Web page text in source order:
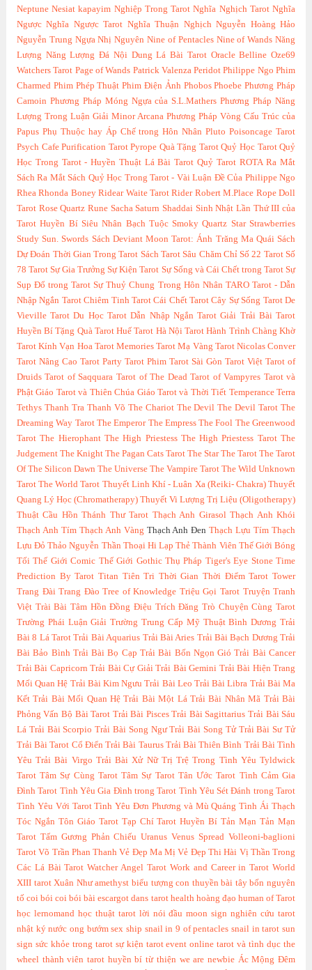
Neptune Nesiat kapayim Nghiệp Trong Tarot Nghĩa Nghịch Tarot Nghĩa
Ngược Nghĩa Ngược Tarot Nghĩa Thuận Nghịch Nguyễn Hoàng Hảo
Nguyễn Trung Ngựa Nhị Nguyên Nine of Pentacles Nine of Wands Năng
Lượng Năng Lượng Đá Nội Dung Lá Bài Tarot Oracle Belline Oze69
Watchers Tarot Page of Wands Patrick Valenza Peridot Philippe Ngo Phim
Charmed Phim Phép Thuật Phim Điện Ảnh Phobos Phoebe Phương Pháp
Camoin Phương Pháp Móng Ngựa của S.L.Mathers Phương Pháp Năng
Lượng Trong Luận Giải Minor Arcana Phương Pháp Vòng Cấu Trúc của
Papus Phụ Thuộc hay Áp Chế trong Hôn Nhân Pluto Poisoncage Tarot
Psych Cafe Purification Tarot Pyrope Quà Tặng Tarot Quỷ Học Tarot Quỷ
Học Trong Tarot - Huyền Thuật Lá Bài Tarot Quỷ Tarot ROTA Ra Mắt
Sách Ra Mắt Sách Quỷ Học Trong Tarot - Vài Luận Đề Của Philippe Ngo
Rhea Rhonda Boney Ridear Waite Tarot Rider Robert M.Place Rope Doll
Tarot Rose Quartz Rune Sacha Saturn Shaddai Sinh Nhật Lần Thứ III của
Tarot Huyền Bí Siêu Nhân Bạch Tuộc Smoky Quartz Star Strawberries
Study Sun. Swords Sách Deviant Moon Tarot: Ánh Trăng Ma Quái Sách
Dự Đoán Thời Gian Trong Tarot Sách Tarot Sâu Chăm Chỉ Số 22 Tarot Số
78 Tarot Sự Gia Trưởng Sự Kiện Tarot Sự Sống và Cái Chết trong Tarot Sự
Sụp Đổ trong Tarot Sự Thuỷ Chung Trong Hôn Nhân TARO Tarot - Dẫn
Nhập Ngắn Tarot Chiêm Tinh Tarot Cái Chết Tarot Cây Sự Sống Tarot De
Vieville Tarot Du Học Tarot Dẫn Nhập Ngắn Tarot Giải Trải Bài Tarot
Huyền Bí Tặng Quà Tarot Huế Tarot Hà Nội Tarot Hành Trình Chàng Khờ
Tarot Kính Vạn Hoa Tarot Memories Tarot Mạ Vàng Tarot Nicolas Conver
Tarot Nâng Cao Tarot Party Tarot Phim Tarot Sài Gòn Tarot Việt Tarot of
Druids Tarot of Saqquara Tarot of The Dead Tarot of Vampyres Tarot và
Phật Giáo Tarot và Thiên Chúa Giáo Tarot và Thời Tiết Temperance Terra
Tethys Thanh Tra Thanh Võ The Chariot The Devil The Devil Tarot The
Dreaming Way Tarot The Emperor The Empress The Fool The Greenwood
Tarot The Hierophant The High Priestess The High Priestess Tarot The
Judgement The Knight The Pagan Cats Tarot The Star The Tarot The Tarot
Of The Silicon Dawn The Universe The Vampire Tarot The Wild Unknown
Tarot The World Tarot Thuyết Linh Khí - Luân Xa (Reiki- Chakra) Thuyết
Quang Lý Học (Chromatherapy) Thuyết Vi Lượng Trị Liệu (Oligotherapy)
Thuật Cầu Hồn Thánh Thư Tarot Thạch Anh Girasol Thạch Anh Khói
Thạch Anh Tím Thạch Anh Vàng Thạch Anh Đen Thạch Lựu Tím Thạch
Lựu Đỏ Thảo Nguyễn Thần Thoại Hi Lạp Thẻ Thành Viên Thế Giới Bóng
Tối Thế Giới Comic Thế Giới Gothic Thụ Pháp Tiger's Eye Stone Time
Prediction By Tarot Titan Tiên Tri Thời Gian Thời Điểm Tarot Tower
Trang Đài Trang Đào Tree of Knowledge Triệu Gọi Tarot Truyện Tranh
Việt Trài Bài Tâm Hồn Đồng Điệu Trích Đăng Trò Chuyện Cùng Tarot
Trường Phái Luận Giải Trường Trung Cấp Mỹ Thuật Bình Dương Trải
Bài 8 Lá Tarot Trải Bài Aquarius Trải Bài Aries Trải Bài Bạch Dương Trải
Bài Bảo Bình Trải Bài Bọ Cạp Trải Bài Bốn Ngọn Gió Trải Bài Cancer
Trải Bài Capricorn Trải Bài Cự Giải Trải Bài Gemini Trải Bài Hiện Trang
Mối Quan Hệ Trải Bài Kim Ngưu Trải Bài Leo Trải Bài Libra Trải Bài Ma
Kết Trải Bài Mối Quan Hệ Trải Bài Một Lá Trải Bài Nhân Mã Trải Bài
Phỏng Vấn Bộ Bài Tarot Trải Bài Pisces Trải Bài Sagittarius Trải Bài Sáu
Lá Trải Bài Scorpio Trải Bài Song Ngư Trải Bài Song Tử Trải Bài Sư Tử
Trải Bài Tarot Cổ Điển Trải Bài Taurus Trải Bài Thiên Bình Trải Bài Tình
Yêu Trải Bài Virgo Trải Bài Xử Nữ Trị Trệ Trong Tình Yêu Tyldwick
Tarot Tâm Sự Cùng Tarot Tâm Sự Tarot Tân Ước Tarot Tình Cảm Gia
Đình Tarot Tình Yêu Gia Đình trong Tarot Tình Yêu Sét Đánh trong Tarot
Tình Yêu Với Tarot Tình Yêu Đơn Phương và Mù Quáng Tình Ái Thạch
Tóc Ngắn Tôn Giáo Tarot Tạp Chí Tarot Huyền Bí Tản Mạn Tản Mạn
Tarot Tấm Gương Phản Chiếu Uranus Venus Spread Volleoni-baglioni
Tarot Võ Trần Phan Thanh Vẻ Đẹp Ma Mị Vẻ Đẹp Thi Hài Vị Thần Trong
Các Lá Bài Tarot Watcher Angel Tarot Work and Career in Tarot World
XIII tarot Xuân Như amethyst biểu tượng con thuyền bài tây bốn nguyên
tố coi bói coi bói bài escargot dans tarot health hoàng đạo human of Tarot
học lernomand học thuật tarot lời nói đầu moon sign nghiên cứu tarot
nhật ký nước ong bướm sex ship snail in 9 of pentacles snail in tarot sun
sign sức khỏe trong tarot sự kiện tarot event online tarot và tình dục the
wheel thành viên tarot huyền bí từ thiện we are newbie Ác Mộng Đêm